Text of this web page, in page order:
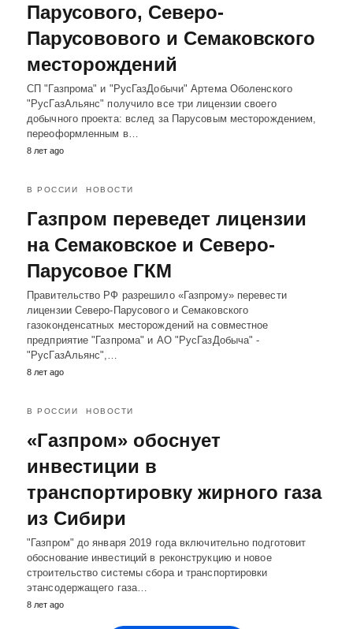
Парусового, Северо-
Парусовового и Семаковского
месторождений
СП "Газпрома" и "РусГазДобычи" Артема Оболенского
"РусГазАльянс" получило все три лицензии своего
добычного проекта: вслед за Парусовым месторождением,
переоформленным в…
8 лет ago
В РОССИИ НОВОСТИ
Газпром переведет лицензии
на Семаковское и Северо-
Парусовое ГКМ
Правительство РФ разрешило «Газпрому» перевести
лицензии Северо-Парусового и Семаковского
газоконденсатных месторождений на совместное
предприятие "Газпрома" и АО "РусГазДобыча" -
"РусГазАльянс",…
8 лет ago
В РОССИИ НОВОСТИ
«Газпром» обоснует
инвестиции в
транспортировку жирного газа
из Сибири
"Газпром" до января 2019 года включительно подготовит
обоснование инвестиций в реконструкцию и новое
строительство системы сбора и транспортировки
этансодержащего газа…
8 лет ago